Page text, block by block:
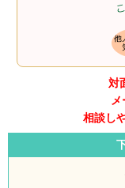
対
メ
相談し